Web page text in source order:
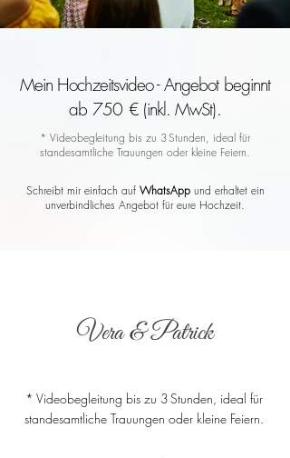
Mein Hochzeitsvideo - Angebot beginnt
ab 750 € (inkl. MwSt).
* Videobegleitung bis zu 3 Stunden, ideal für
standesamtliche Trauungen oder kleine Feiern.
Schreibt mir einfach auf WhatsAppund erhaltet ein
unverbindliches Angebot für eure Hochzeit.
Vera & Patrick
* Videobegleitung bis zu 3 Stunden, ideal für
standesamtliche Trauungen oder kleine Feiern.